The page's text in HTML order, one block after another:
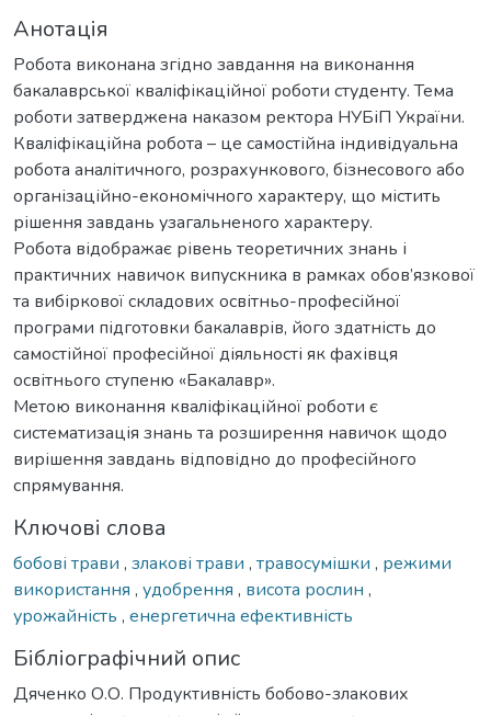
Анотація
Робота виконана згідно завдання на виконання
бакалаврської кваліфікаційної роботи студенту. Тема
роботи затверджена наказом ректора НУБіП України.
Кваліфікаційна робота – це самостійна індивідуальна
робота аналітичного, розрахункового, бізнесового або
організаційно-економічного характеру, що містить
рішення завдань узагальненого характеру.
Робота відображає рівень теоретичних знань і
практичних навичок випускника в рамках обов’язкової
та вибіркової складових освітньо-професійної
програми підготовки бакалаврів, його здатність до
самостійної професійної діяльності як фахівця
освітнього ступеню «Бакалавр».
Метою виконання кваліфікаційної роботи є
систематизація знань та розширення навичок щодо
вирішення завдань відповідно до професійного
спрямування.
Ключові слова
бобові трави , злакові трави , травосумішки , режими
використання , удобрення , висота рослин ,
урожайність , енергетична ефективність
Бібліографічний опис
Дяченко О.О. Продуктивність бобово-злакових